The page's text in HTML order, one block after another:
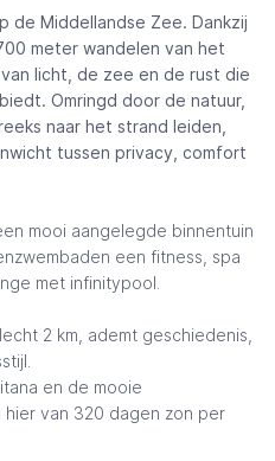
de Middellandse Zee. Dankzij
meter wandelen van het
licht, de zee en de rust die
Omringd door de natuur,
naar het strand leiden,
tussen privacy, comfort
mooi aangelegde binnentuin
een fitness, spa
met infinitypool.
2 km, ademt geschiedenis,
en de mooie
van 320 dagen zon per